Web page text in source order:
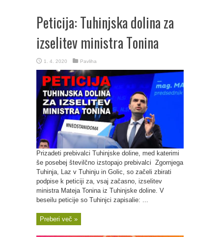
Peticija: Tuhinjska dolina za
izselitev ministra Tonina
1. 4. 2020 Pavliha
Prizadeti prebivalci Tuhinjske doline, med katerimi
še posebej številčno izstopajo prebivalci Zgornjega
Tuhinja, Laz v Tuhinju in Golic, so začeli zbirati
podpise k peticiji za, vsaj začasno, izselitev
ministra Mateja Tonina iz Tuhinjske doline. V
beseilu peticije so Tuhinjci zapisalie: ...
Preberi več »